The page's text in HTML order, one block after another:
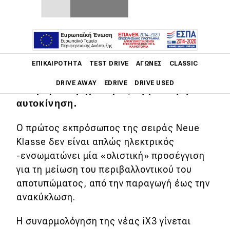
ΕΠΙΚΑΙΡΌΤΗΤΑ TEST DRIVE ΑΓΏΝΕΣ CLASSIC
DRIVE AWAY EDRIVE DRIVE USED
Main navigation
Επικαιρότητα
Νέα μοντέλα
Πρωτότυπα
Ελλάδα
Κόσμος
Τεχνολογία
αυτοκίνηση.
Ο πρώτος εκπρόσωπος της σειράς Neue
Klasse δεν είναι απλώς ηλεκτρικός
-ενσωματώνει μία «ολιστική» προσέγγιση
για τη μείωση του περιβαλλοντικού του
αποτυπώματος, από την παραγωγή έως την
ανακύκλωση.
Η συναρμολόγηση της νέας iX3 γίνεται